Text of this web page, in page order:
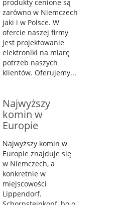
produkty cenione są
zarówno w Niemczech
jaki i w Polsce. W
ofercie naszej firmy
jest projektowanie
elektroniki na miarę
potrzeb naszych
klientów. Oferujemy...
Najwyższy
komin w
Europie
Najwyższy komin w
Europie znajduje się
w Niemczech, a
konkretnie w
miejscowości
Lippendorf.